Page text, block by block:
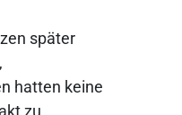
später
hatten keine
zu